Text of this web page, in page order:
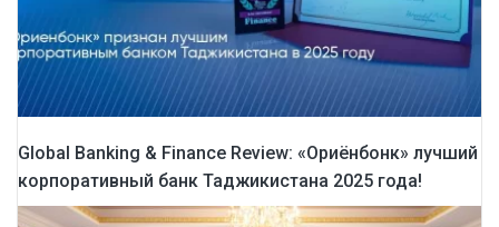
Global Banking & Finance Review: «Ориёнбонк» лучший
корпоративный банк Таджикистана 2025 года!